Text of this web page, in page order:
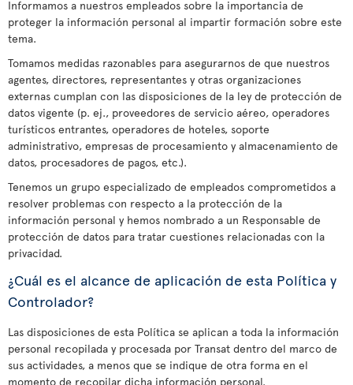
Informamos a nuestros empleados sobre la importancia de
proteger la información personal al impartir formación sobre este
tema.
Tomamos medidas razonables para asegurarnos de que nuestros
agentes, directores, representantes y otras organizaciones
externas cumplan con las disposiciones de la ley de protección de
datos vigente (p. ej., proveedores de servicio aéreo, operadores
turísticos entrantes, operadores de hoteles, soporte
administrativo, empresas de procesamiento y almacenamiento de
datos, procesadores de pagos, etc.).
Tenemos un grupo especializado de empleados comprometidos a
resolver problemas con respecto a la protección de la
información personal y hemos nombrado a un Responsable de
protección de datos para tratar cuestiones relacionadas con la
privacidad.
¿Cuál es el alcance de aplicación de esta Política y
Controlador?
Las disposiciones de esta Política se aplican a toda la información
personal recopilada y procesada por Transat dentro del marco de
sus actividades, a menos que se indique de otra forma en el
momento de recopilar dicha información personal.